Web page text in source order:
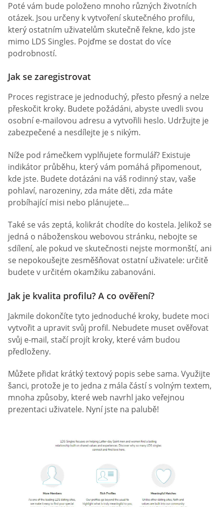
Poté vám bude položeno mnoho různých životních
otázek. Jsou určeny k vytvoření skutečného profilu,
který ostatním uživatelům skutečně řekne, kdo jste
mimo LDS Singles. Pojďme se dostat do více
podrobností.
Jak se zaregistrovat
Proces registrace je jednoduchý, přesto přesný a nelze
přeskočit kroky. Budete požádáni, abyste uvedli svou
osobní e-mailovou adresu a vytvořili heslo. Udržujte je
zabezpečené a nesdílejte je s nikým.
Níže pod rámečkem vyplňujete formulář? Existuje
indikátor průběhu, který vám pomáhá připomenout,
kde jste. Budete dotázáni na váš rodinný stav, vaše
pohlaví, narozeniny, zda máte děti, zda máte
probíhající misi nebo plánujete…
Také se vás zeptá, kolikrát chodíte do kostela. Jelikož se
jedná o náboženskou webovou stránku, nebojte se
sdílení, ale pokud ve skutečnosti nejste mormonští, ani
se nepokoušejte zesměšňovat ostatní uživatele: určitě
budete v určitém okamžiku zabanováni.
Jak je kvalita profilu? A co ověření?
Jakmile dokončíte tyto jednoduché kroky, budete moci
vytvořit a upravit svůj profil. Nebudete muset ověřovat
svůj e-mail, stačí projít kroky, které vám budou
předloženy.
Můžete přidat krátký textový popis sebe sama. Využijte
šanci, protože je to jedna z mála částí s volným textem,
mnoha způsoby, které web navrhl jako veřejnou
prezentaci uživatele. Nyní jste na palubě!